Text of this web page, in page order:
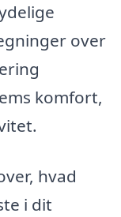
over
komfort,
hvad
i dit